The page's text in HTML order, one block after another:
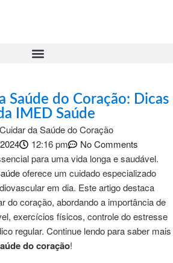
Saúde do Coração: Dicas
IMED Saúde
12:16 pm
No Comments
para uma vida longa e saudável.
oferece um cuidado especializado
em dia. Este artigo destaca
do coração, abordando a importância de
exercícios físicos, controle do estresse
regular. Continue lendo para saber mais
do coração!